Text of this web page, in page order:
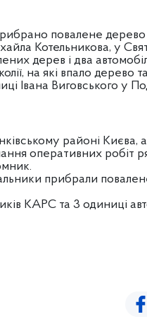
повалене дерево
Котельникова, у
дерев і два
на які впало дерево та
Івана Виговського у
районі Києва,
оперативних робіт
прибрали
КАРС та 3 одиниці